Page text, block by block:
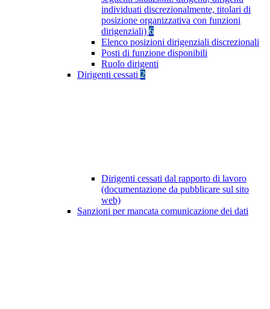
individuati discrezionalmente, titolari di
posizione organizzativa con funzioni
dirigenziali) 6
Elenco posizioni dirigenziali discrezionali
Posti di funzione disponibili
Ruolo dirigenti
Dirigenti cessati 2
Dirigenti cessati dal rapporto di lavoro
(documentazione da pubblicare sul sito
web)
Sanzioni per mancata comunicazione dei dati